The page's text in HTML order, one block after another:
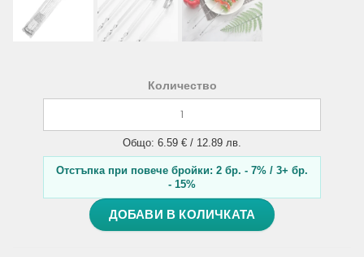
Количество
Общо: 6.59 € / 12.89 лв.
Отстъпка при повече бройки: 2 бр. - 7% / 3+ бр.
- 15%
ДОБАВИ В КОЛИЧКАТА